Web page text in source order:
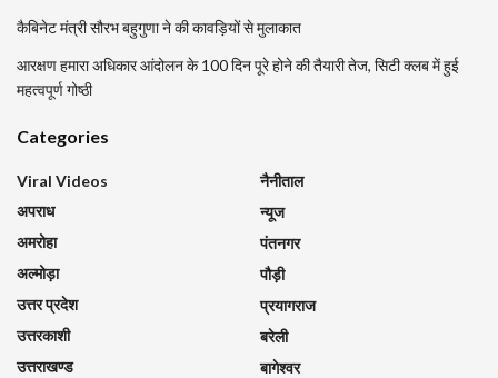
कैबिनेट मंत्री सौरभ बहुगुणा ने की कावड़ियों से मुलाकात
आरक्षण हमारा अधिकार आंदोलन के 100 दिन पूरे होने की तैयारी तेज, सिटी क्लब में हुई
महत्वपूर्ण गोष्ठी
Categories
Viral Videos
अपराध
अमरोहा
अल्मोड़ा
उत्तर प्रदेश
उत्तरकाशी
उत्तराखण्ड
नैनीताल
न्यूज
पंतनगर
पौड़ी
प्रयागराज
बरेली
बागेश्वर